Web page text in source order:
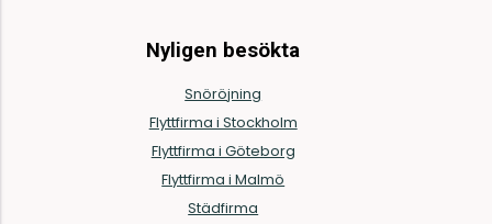
Nyligen besökta
Snöröjning
Flyttfirma i Stockholm
Flyttfirma i Göteborg
Flyttfirma i Malmö
Städfirma